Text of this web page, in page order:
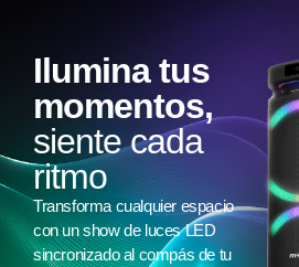
Ilumina tus
momentos,
siente cada
ritmo
Transforma cualquier espacio
con un show de luces LED
sincronizado al compás de tu